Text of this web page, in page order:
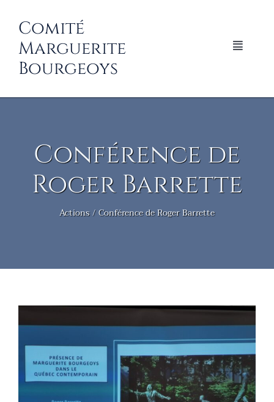
contenu
Comité
Marguerite
Bourgeoys
Actualités
Les actions du comité
Conférence de
Roger Barrette
Actions Conférence de Roger Barrette